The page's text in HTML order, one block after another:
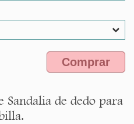
Comprar
de dedo para